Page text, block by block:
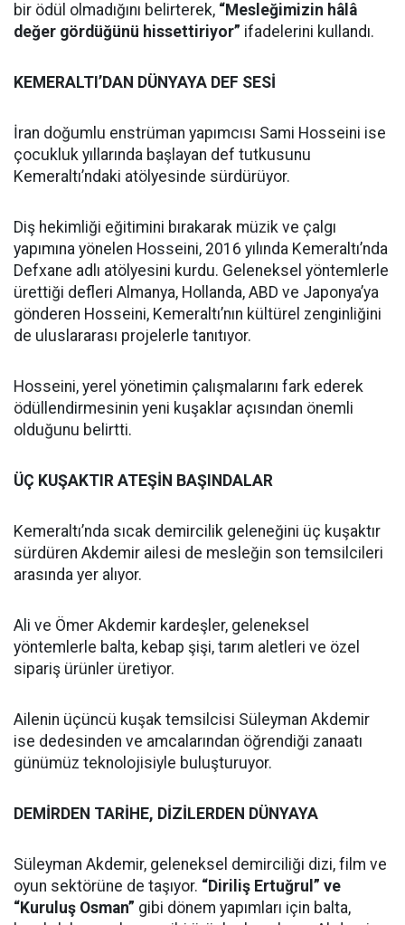
bir ödül olmadığını belirterek, “Mesleğimizin hâlâ
değer gördüğünü hissettiriyor” ifadelerini kullandı.
KEMERALTI’DAN DÜNYAYA DEF SESİ
İran doğumlu enstrüman yapımcısı Sami Hosseini ise
çocukluk yıllarında başlayan def tutkusunu
Kemeraltı’ndaki atölyesinde sürdürüyor.
Diş hekimliği eğitimini bırakarak müzik ve çalgı
yapımına yönelen Hosseini, 2016 yılında Kemeraltı’nda
Defxane adlı atölyesini kurdu. Geleneksel yöntemlerle
ürettiği defleri Almanya, Hollanda, ABD ve Japonya’ya
gönderen Hosseini, Kemeraltı’nın kültürel zenginliğini
de uluslararası projelerle tanıtıyor.
Hosseini, yerel yönetimin çalışmalarını fark ederek
ödüllendirmesinin yeni kuşaklar açısından önemli
olduğunu belirtti.
ÜÇ KUŞAKTIR ATEŞİN BAŞINDALAR
Kemeraltı’nda sıcak demircilik geleneğini üç kuşaktır
sürdüren Akdemir ailesi de mesleğin son temsilcileri
arasında yer alıyor.
Ali ve Ömer Akdemir kardeşler, geleneksel
yöntemlerle balta, kebap şişi, tarım aletleri ve özel
sipariş ürünler üretiyor.
Ailenin üçüncü kuşak temsilcisi Süleyman Akdemir
ise dedesinden ve amcalarından öğrendiği zanaatı
günümüz teknolojisiyle buluşturuyor.
DEMİRDEN TARİHE, DİZİLERDEN DÜNYAYA
Süleyman Akdemir, geleneksel demirciliği dizi, film ve
oyun sektörüne de taşıyor. “Diriliş Ertuğrul” ve
“Kuruluş Osman” gibi dönem yapımları için balta,